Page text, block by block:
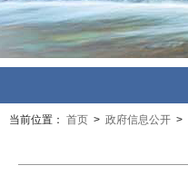
当前位置： 首页 > 政府信息公开 >